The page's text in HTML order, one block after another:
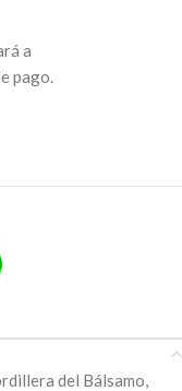
a
pago.
del Bálsamo,